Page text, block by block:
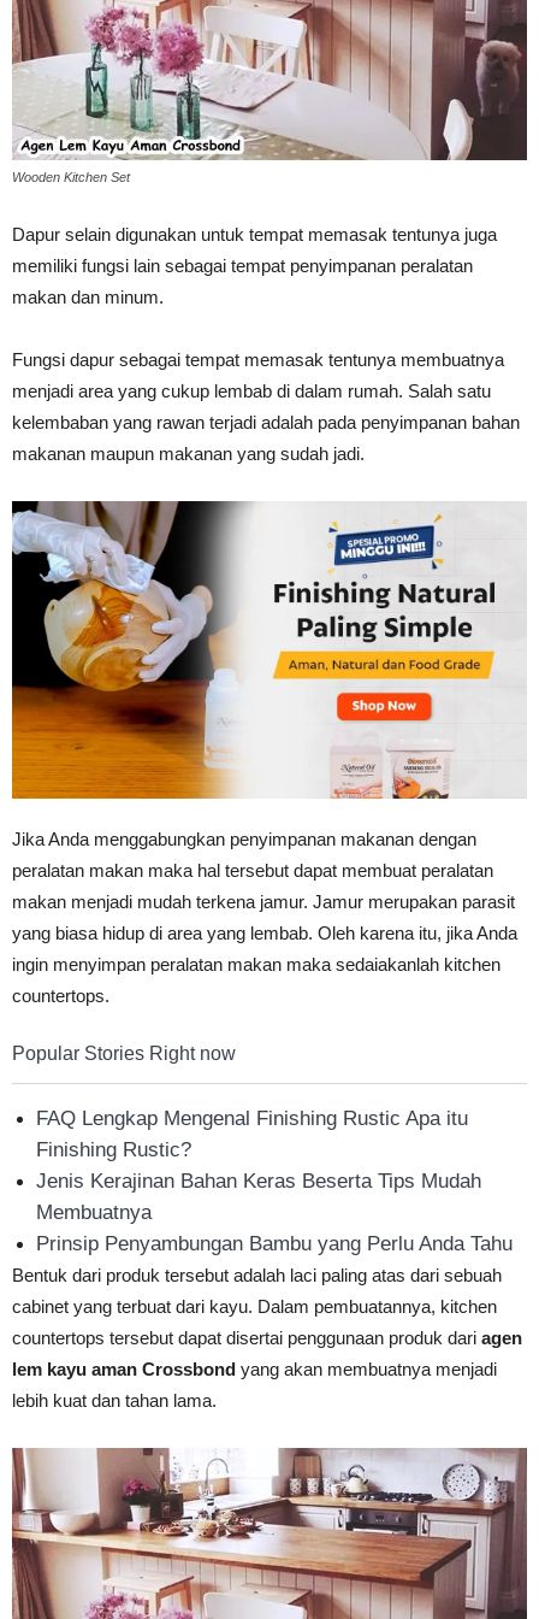
Cepat
Kering,
Kuat
Tahan
Wooden Kitchen Set
Dapur selain digunakan untuk tempat memasak tentunya juga
memiliki fungsi lain sebagai tempat penyimpanan peralatan
makan dan minum.
Fungsi dapur sebagai tempat memasak tentunya membuatnya
menjadi area yang cukup lembab di dalam rumah. Salah satu
kelembaban yang rawan terjadi adalah pada penyimpanan bahan
makanan maupun makanan yang sudah jadi.
Jika Anda menggabungkan penyimpanan makanan dengan
peralatan makan maka hal tersebut dapat membuat peralatan
makan menjadi mudah terkena jamur. Jamur merupakan parasit
yang biasa hidup di area yang lembab. Oleh karena itu, jika Anda
ingin menyimpan peralatan makan maka sedaiakanlah kitchen
countertops.
Popular Stories Right now
FAQ Lengkap Mengenal Finishing Rustic Apa itu
Finishing Rustic?
Jenis Kerajinan Bahan Keras Beserta Tips Mudah
Membuatnya
Prinsip Penyambungan Bambu yang Perlu Anda Tahu
Bentuk dari produk tersebut adalah laci paling atas dari sebuah
cabinet yang terbuat dari kayu. Dalam pembuatannya, kitchen
countertops tersebut dapat disertai penggunaan produk dari agen
lem kayu aman Crossbond yang akan membuatnya menjadi
lebih kuat dan tahan lama.